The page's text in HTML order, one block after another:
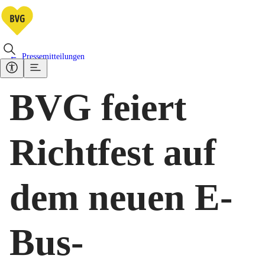
Pressemitteilungen
BVG feiert
Richtfest auf
dem neuen E-
Bus-